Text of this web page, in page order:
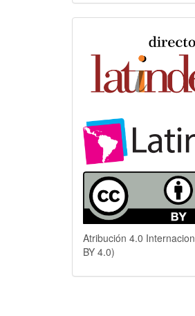
Indexación
Atribución 4.0
BY 4.0)